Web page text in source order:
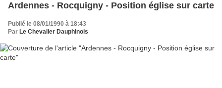
Ardennes - Rocquigny - Position église sur carte
Publié le 08/01/1990 à 18:43
Par Le Chevalier Dauphinois